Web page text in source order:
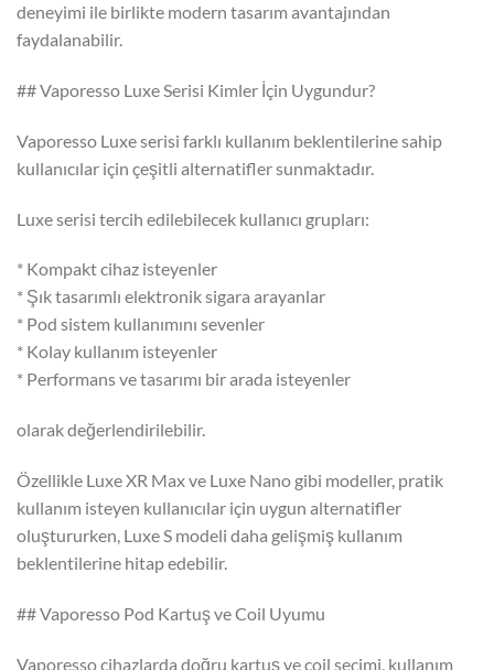
deneyimi ile birlikte modern tasarım avantajından
faydalanabilir.
## Vaporesso Luxe Serisi Kimler İçin Uygundur?
Vaporesso Luxe serisi farklı kullanım beklentilerine sahip
kullanıcılar için çeşitli alternatifler sunmaktadır.
Luxe serisi tercih edilebilecek kullanıcı grupları:
* Kompakt cihaz isteyenler
* Şık tasarımlı elektronik sigara arayanlar
* Pod sistem kullanımını sevenler
* Kolay kullanım isteyenler
* Performans ve tasarımı bir arada isteyenler
olarak değerlendirilebilir.
Özellikle Luxe XR Max ve Luxe Nano gibi modeller, pratik
kullanım isteyen kullanıcılar için uygun alternatifler
oluştururken, Luxe S modeli daha gelişmiş kullanım
beklentilerine hitap edebilir.
## Vaporesso Pod Kartuş ve Coil Uyumu
Vaporesso cihazlarda doğru kartuş ve coil seçimi, kullanım